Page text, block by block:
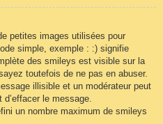
petites images utilisées pour
simple, exemple : :) signifie
des smileys est visible sur la
toutefois de ne pas en abuser.
illisible et un modérateur peut
le message.
un nombre maximum de smileys